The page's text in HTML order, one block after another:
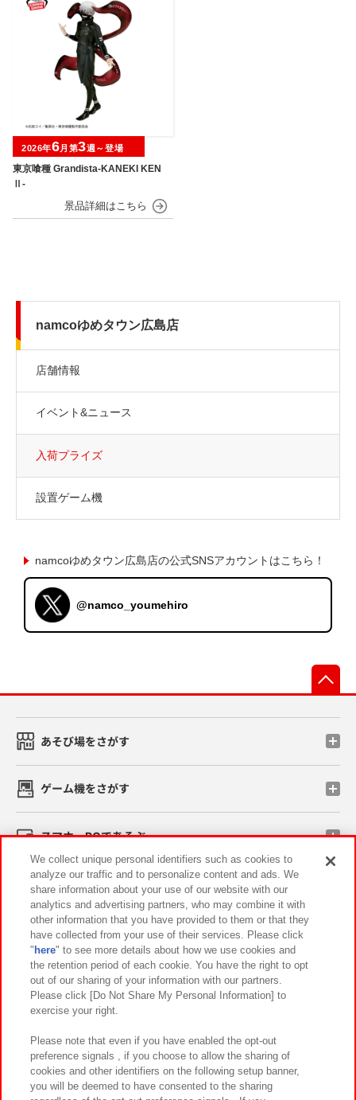
東京喰種 Grandista-KANEKI KEN
Ⅱ-
2026年6月第3週～登場
namcoゆめタウン広島店
店舗情報
イベント&ニュース
入荷プライズ
設置ゲーム機
namcoゆめタウン広島店の公式SNSアカウントはこちら！
@namco_youmehiro
あそび場をさがす
ゲーム機をさがす
スマホ・PCであそぶ
イベント・キャンペーン
関連会社 サステナビリティ サイトポリシー
プライバシーポリシー ウェブアクセシビリティ方針と検証結果
お取引先さまとともに
カスタマーハラスメント対応方針 よくあるご質問・お問い合わせ
We collect unique personal identifiers such as cookies to
analyze our traffic and to personalize content and ads. We
share information about your use of our website with our
analytics and advertising partners, who may combine it with
other information that you have provided to them or that they
have collected from your use of their services. Please click
" here" to see more details about how we use cookies and
the retention period of each cookie. You have the right to opt
out of our sharing of your information with our partners.
Please click [Do Not Share My Personal Information] to
exercise your right.
Please note that even if you have enabled the opt-out
preference signals , if you choose to allow the sharing of
cookies and other identifiers on the following setup banner,
you will be deemed to have consented to the sharing